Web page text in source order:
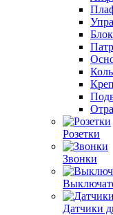
Розетки
Звонки
Датчики